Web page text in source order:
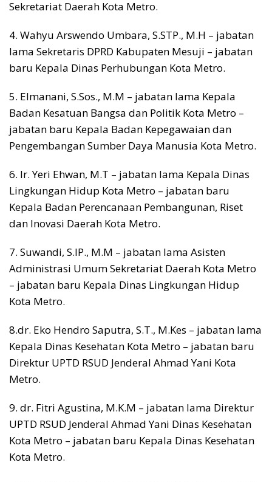
Sekretariat Daerah Kota Metro.
4. Wahyu Arswendo Umbara, S.STP., M.H – jabatan
lama Sekretaris DPRD Kabupaten Mesuji – jabatan
baru Kepala Dinas Perhubungan Kota Metro.
5. Elmanani, S.Sos., M.M – jabatan lama Kepala
Badan Kesatuan Bangsa dan Politik Kota Metro –
jabatan baru Kepala Badan Kepegawaian dan
Pengembangan Sumber Daya Manusia Kota Metro.
6. Ir. Yeri Ehwan, M.T – jabatan lama Kepala Dinas
Lingkungan Hidup Kota Metro – jabatan baru
Kepala Badan Perencanaan Pembangunan, Riset
dan Inovasi Daerah Kota Metro.
7. Suwandi, S.IP., M.M – jabatan lama Asisten
Administrasi Umum Sekretariat Daerah Kota Metro
– jabatan baru Kepala Dinas Lingkungan Hidup
Kota Metro.
8.dr. Eko Hendro Saputra, S.T., M.Kes – jabatan lama
Kepala Dinas Kesehatan Kota Metro – jabatan baru
Direktur UPTD RSUD Jenderal Ahmad Yani Kota
Metro.
9. dr. Fitri Agustina, M.K.M – jabatan lama Direktur
UPTD RSUD Jenderal Ahmad Yani Dinas Kesehatan
Kota Metro – jabatan baru Kepala Dinas Kesehatan
Kota Metro.